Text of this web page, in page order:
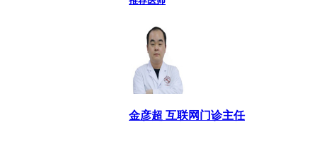
金彦超 互联网门诊主任